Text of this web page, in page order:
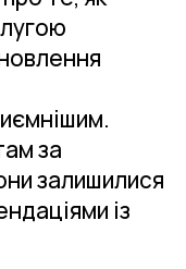
за
залишилися
із